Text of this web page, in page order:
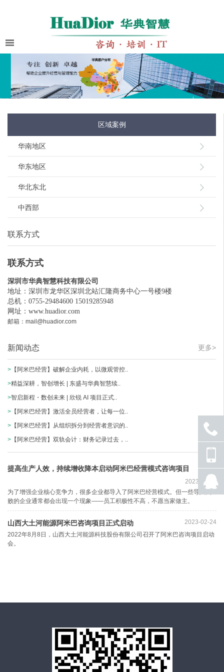
区域案例
华南地区
华东地区
华北东北
中西部
联系方式
联系方式
深圳市华典智慧科技有限公司
地址：深圳市龙华区深圳北站汇隆商务中心一号楼9楼
总机：0755-29484600 15019285948
网址： www.huadior.com
邮箱：mail@huadior.com
更多>
新闻动态
> 【阿米巴经营】破解企业内耗，以微观管控..
>精益深耕，智创增长 | 东盛与华典智慧续..
>智启新程・数创未来 | 欣锐 AI 项目正式..
> 【阿米巴经营】激活全员经营者，让每一位..
> 【阿米巴经营】从组织拆分到经营者意识的..
> 【阿米巴经营】双轨会计：财务记录过去，..
提高生产人效，持续增收降本启动阿米巴经营模式咨询项目
2023-11-21
为了增强企业核心竞争力，很多企业都导入了阿米巴经营模式。但一些导入失
败的企业通常都会出现一个现象——员工积极性不高，不愿当家做主。
山西大土河能源阿米巴咨询项目正式启动
2023-02-24
2022年8月8日，山西大土河能源科技股份有限公司召开了阿米巴咨询项目启动
会。
座机
号码
手机
号码
联系